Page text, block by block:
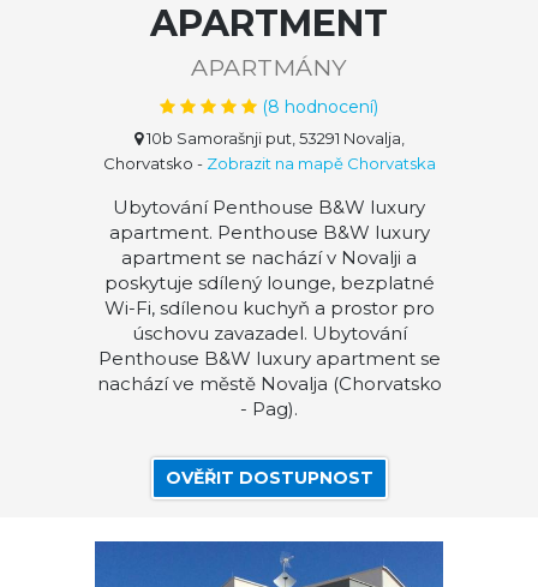
APARTMENT
APARTMÁNY
(8 hodnocení)
10b Samorašnji put, 53291 Novalja,
Chorvatsko - Zobrazit na mapě Chorvatska
Ubytování Penthouse B&W luxury
apartment. Penthouse B&W luxury
apartment se nachází v Novalji a
poskytuje sdílený lounge, bezplatné
Wi-Fi, sdílenou kuchyň a prostor pro
úschovu zavazadel. Ubytování
Penthouse B&W luxury apartment se
nachází ve městě Novalja (Chorvatsko
- Pag).
OVĚŘIT DOSTUPNOST